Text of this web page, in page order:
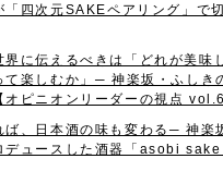
「四次元SAKEペアリング」で
界に伝えるべきは「どれが美味
て楽しむか」─ 神楽坂・ふしき
オピニオンリーダーの視点 vol.6
ば、日本酒の味も変わる─ 神楽
デュースした酒器「asobi